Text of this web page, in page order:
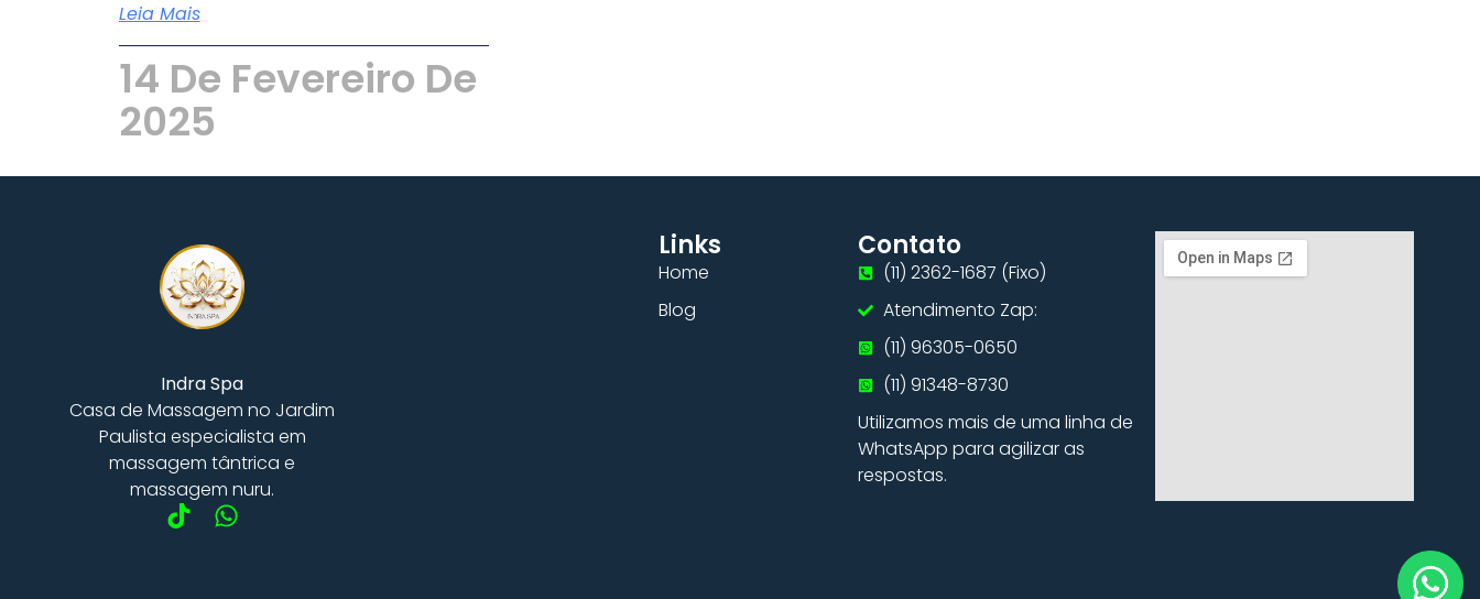
Leia Mais
14 De Fevereiro De
2025
Indra Spa
Casa de Massagem no Jardim
Paulista especialista em
massagem tântrica e
massagem nuru.
Links
Home
Blog
Contato
(11) 2362-1687 (Fixo)
Atendimento Zap:
(11) 96305-0650
(11) 91348-8730
Utilizamos mais de uma linha de
WhatsApp para agilizar as
respostas.